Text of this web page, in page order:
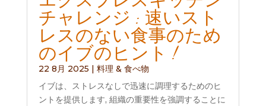
チャレンジ : 速いスト
レスのない食事のため
のイブのヒント !
22 8月 2025 | 料理 & 食べ物
イブは、ストレスなしで迅速に調理するためのヒ
ントを提供します, 組織の重要性を強調することに